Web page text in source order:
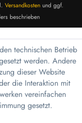
Versandkostenund ggf.
beschrieben
technischen Betrieb
werden. Andere
dieser Website
die Interaktion mit
vereinfachen
gesetzt.